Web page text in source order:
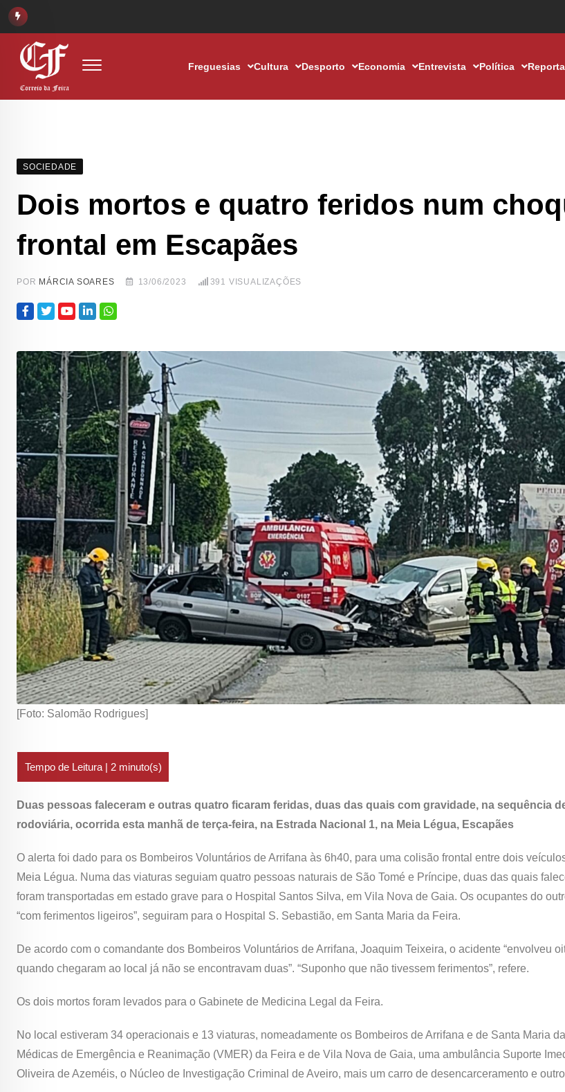
Freguesias Cultura Desporto Economia Entrevista Política
SOCIEDADE
Dois mortos e quatro feridos num
frontal em Escapães
POR MÁRCIA SOARES 13/06/2023 391 VISUALIZAÇÕES
[Foto: Salomão Rodrigues]
Duas pessoas faleceram e outras quatro ficaram feridas, duas das quais com gravidade, na sequência
rodoviária, ocorrida esta manhã de terça-feira, na Estrada Nacional 1, na Meia Légua, Escapães
O alerta foi dado para os Bombeiros Voluntários de Arrifana às 6h40, para uma colisão frontal entre dois
Meia Légua. Numa das viaturas seguiam quatro pessoas naturais de São Tomé e Príncipe, duas das quais
foram transportadas em estado grave para o Hospital Santos Silva, em Vila Nova de Gaia. Os ocupantes do
“com ferimentos ligeiros”, seguiram para o Hospital S. Sebastião, em Santa Maria da Feira.
De acordo com o comandante dos Bombeiros Voluntários de Arrifana, Joaquim Teixeira, o acidente “envolveu
quando chegaram ao local já não se encontravam duas”. “Suponho que não tivessem ferimentos”, refere.
Os dois mortos foram levados para o Gabinete de Medicina Legal da Feira.
No local estiveram 34 operacionais e 13 viaturas, nomeadamente os Bombeiros de Arrifana e de Santa Maria
Médicas de Emergência e Reanimação (VMER) da Feira e de Vila Nova de Gaia, uma ambulância Suporte
Oliveira de Azeméis, o Núcleo de Investigação Criminal de Aveiro, mais um carro de desencarceramento e